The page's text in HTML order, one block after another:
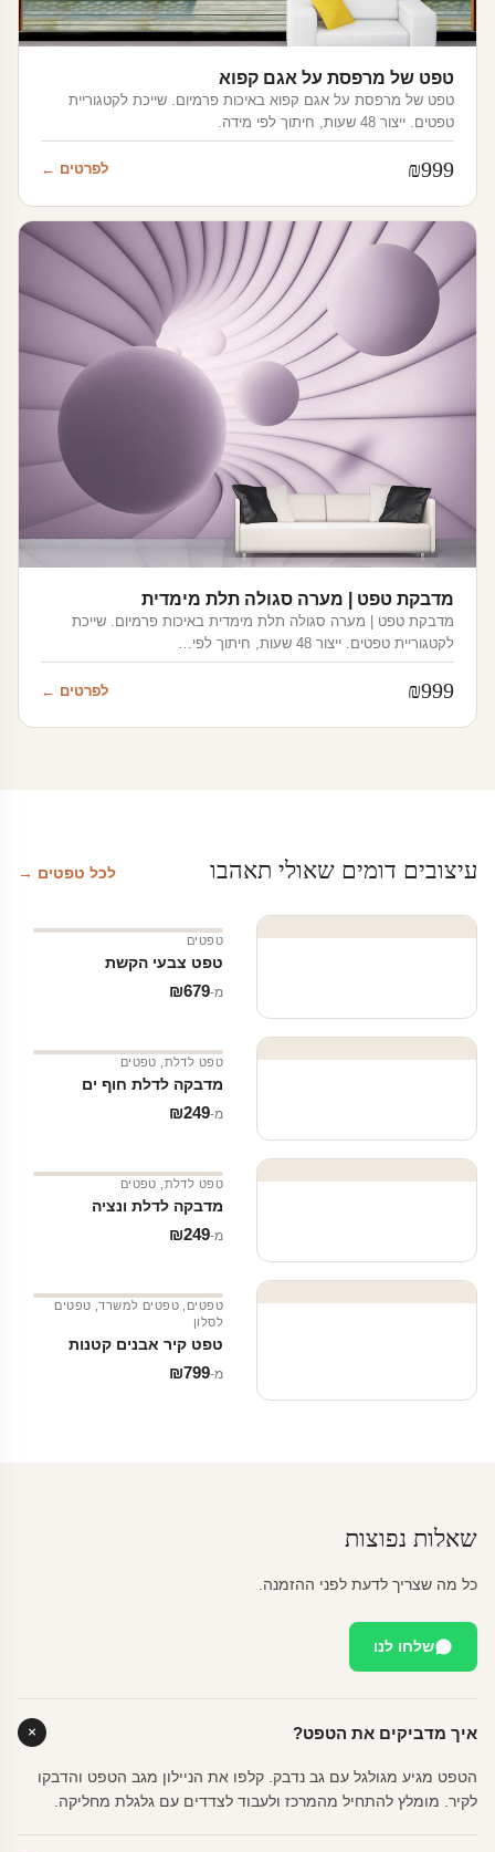
טפט של מרפסת על אגם קפוא
טפט של מרפסת על אגם קפוא באיכות פרמיום. שייכת לקטגוריית
טפטים. ייצור 48 שעות, חיתוך לפי מידה.
₪999 לפרטים ←
מדבקת טפט | מערה סגולה תלת מימדית
מדבקת טפט | מערה סגולה תלת מימדית באיכות פרמיום. שייכת
לקטגוריית טפטים. ייצור 48 שעות, חיתוך לפי…
₪999 לפרטים ←
עיצובים דומים שאולי תאהבו לכל טפטים →
טפטים
טפט צבעי הקשת
מ‑ ₪679
טפט לדלת, טפטים
מדבקה לדלת חוף ים
מ‑ ₪249
טפט לדלת, טפטים
מדבקה לדלת ונציה
מ‑ ₪249
טפטים , טפטים למשרד, טפטים
לסלון
טפט קיר אבנים קטנות
מ‑ ₪799
שאלות נפוצות
כל מה שצריך לדעת לפני ההזמנה.
שלחו לנו
איך מדביקים את הטפט?
הטפט מגיע מגולגל עם גב נדבק. קלפו את הניילון מגב הטפט והדבקו
לקיר. מומלץ להתחיל מהמרכז ולעבוד לצדדים עם גלגלת מחליקה.